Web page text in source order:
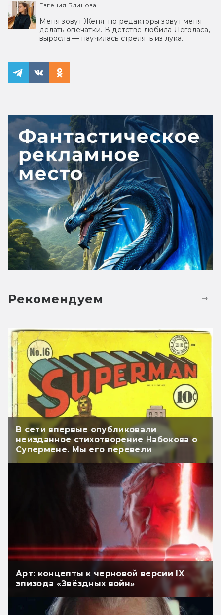
Евгения Блинова
Меня зовут Женя, но редакторы зовут меня
делать опечатки. В детстве любила Леголаса,
выросла — научилась стрелять из лука.
Рекомендуем
В сети впервые опубликовали
неизданное стихотворение Набокова о
Супермене. Мы его перевели
Арт: концепты к черновой версии IX
эпизода «Звёздных войн»